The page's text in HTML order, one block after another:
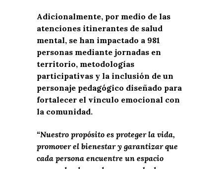
Adicionalmente, por medio de las
atenciones itinerantes de salud
mental, se han impactado a 981
personas mediante jornadas en
territorio, metodologías
participativas y la inclusión de un
personaje pedagógico diseñado para
fortalecer el vínculo emocional con
la comunidad.
“Nuestro propósito es proteger la vida,
promover el bienestar y garantizar que
cada persona encuentre un espacio